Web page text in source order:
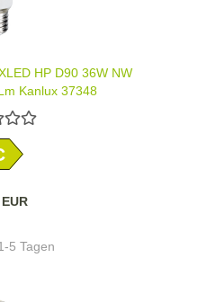
HP D90 36W NW
Kanlux 37348
5 Tagen